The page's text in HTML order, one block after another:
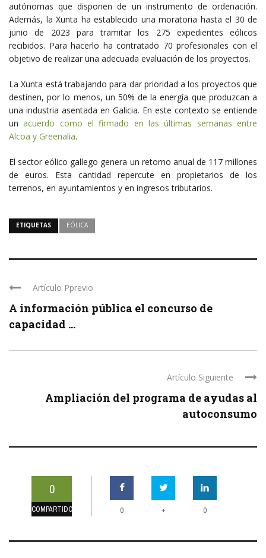
autónomas que disponen de un instrumento de ordenación.
Además, la Xunta ha establecido una moratoria hasta el 30 de
junio de 2023 para tramitar los 275 expedientes eólicos
recibidos. Para hacerlo ha contratado 70 profesionales con el
objetivo de realizar una adecuada evaluación de los proyectos.
La Xunta está trabajando para dar prioridad a los proyectos que
destinen, por lo menos, un 50% de la energía que produzcan a
una industria asentada en Galicia. En este contexto se entiende
unacuerdo como el firmado en las últimas semanas entre
Alcoa y Greenalia.
El sector eólico gallego genera un retorno anual de 117 millones
de euros. Esta cantidad repercute en propietarios de los
terrenos, en ayuntamientos y en ingresos tributarios.
ETIQUETAS EÓLICA
Artículo Pprevio
A información pública el concurso de
capacidad ...
Artículo Siguiente
Ampliación del programa de ayudas al
autoconsumo
0
COMPARTIDOS 0 + 0